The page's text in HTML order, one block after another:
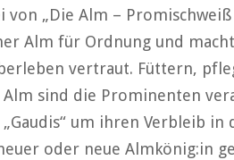
von „Die Alm –
Alm für Ordnung und
vertraut. Füttern,
sind die Prominenten
um ihren Verbleib
oder neue Almkönig:in